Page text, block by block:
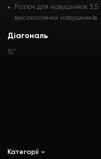
Роз’єм для навушників
високоомних навушників
Діагональ
15"
Категорії